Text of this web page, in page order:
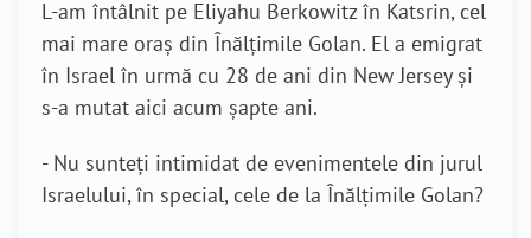
L-am întâlnit pe Eliyahu Berkowitz în Katsrin, cel
mai mare oraș din Înălțimile Golan. El a emigrat
în Israel în urmă cu 28 de ani din New Jersey și
s-a mutat aici acum șapte ani.
- Nu sunteți intimidat de evenimentele din jurul
Israelului, în special, cele de la Înălțimile Golan?